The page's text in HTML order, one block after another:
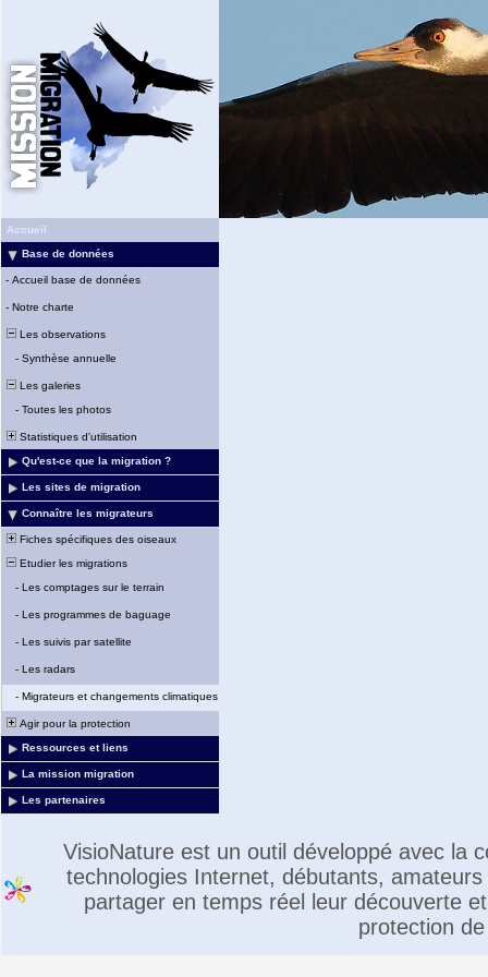
Accueil
Base de données
- Accueil base de données
- Notre charte
Les observations
- Synthèse annuelle
Les galeries
- Toutes les photos
Statistiques d'utilisation
Qu'est-ce que la migration ?
Les sites de migration
Connaître les migrateurs
Fiches spécifiques des oiseaux
Etudier les migrations
- Les comptages sur le terrain
- Les programmes de baguage
- Les suivis par satellite
- Les radars
- Migrateurs et changements climatiques
Agir pour la protection
Ressources et liens
La mission migration
Les partenaires
VisioNature est un outil développé avec la
technologies Internet, débutants,
partager en temps réel leur découverte
protection